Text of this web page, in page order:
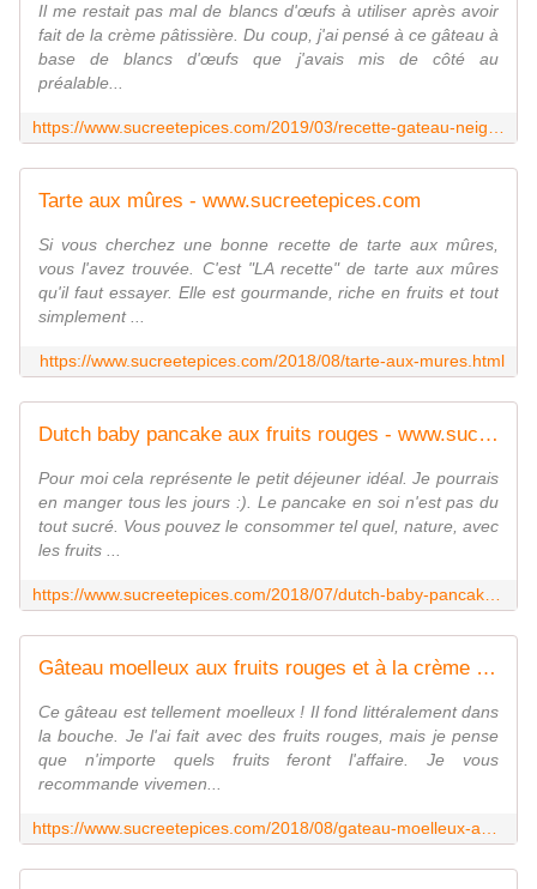
Il me restait pas mal de blancs d'œufs à utiliser après avoir
fait de la crème pâtissière. Du coup, j'ai pensé à ce gâteau à
base de blancs d'œufs que j'avais mis de côté au
préalable...
Tarte aux mûres - www.sucreetepices.com
Si vous cherchez une bonne recette de tarte aux mûres,
vous l'avez trouvée. C'est "LA recette" de tarte aux mûres
qu'il faut essayer. Elle est gourmande, riche en fruits et tout
simplement ...
https://www.sucreetepices.com/2018/08/tarte-aux-mures.html
Dutch baby pancake aux fruits rouges - www.sucreetepices.com
Pour moi cela représente le petit déjeuner idéal. Je pourrais
en manger tous les jours :). Le pancake en soi n'est pas du
tout sucré. Vous pouvez le consommer tel quel, nature, avec
les fruits ...
Gâteau moelleux aux fruits rouges et à la crème fraîche - www.sucreetepices.com
Ce gâteau est tellement moelleux ! Il fond littéralement dans
la bouche. Je l'ai fait avec des fruits rouges, mais je pense
que n'importe quels fruits feront l'affaire. Je vous
recommande vivemen...